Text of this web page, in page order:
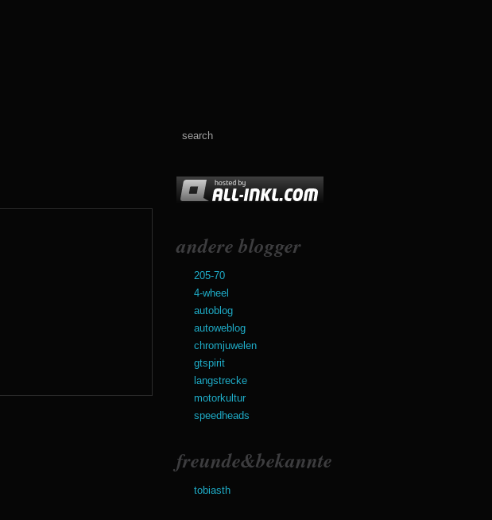
andere blogger
205-70
4-wheel
autoblog
autoweblog
chromjuwelen
gtspirit
langstrecke
motorkultur
speedheads
freunde&bekannte
tobiasth